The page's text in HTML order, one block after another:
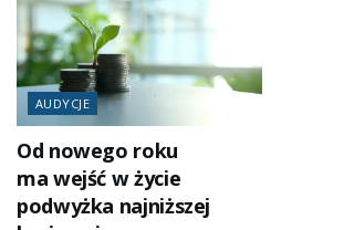
AUDYCJE
Od nowego roku
ma wejść w życie
podwyżka najniższej